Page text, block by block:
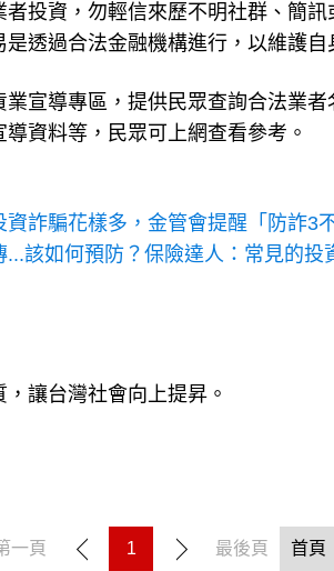
投資，勿輕信來歷不明社群、簡
透過合法金融機構進行，以維護
宣導專區，提供民眾查詢合法業
資料等，民眾可上網查看參考。
詐騙花樣多，金管會提醒「防詐3不
該如何預防？保險達人：常見的投
讓台灣社會向上提昇。
一頁 1 最後頁 首頁